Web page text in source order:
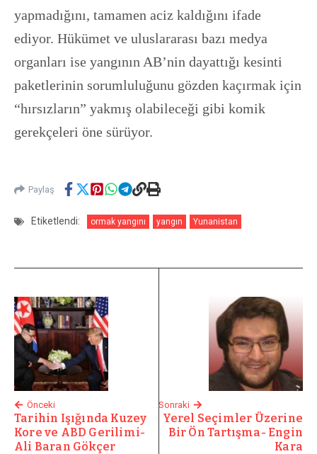
yapmadığını, tamamen aciz kaldığını ifade
ediyor. Hükümet ve uluslararası bazı medya
organları ise yangının AB’nin dayattığı kesinti
paketlerinin sorumluluğunu gözden kaçırmak için
“hırsızların” yakmış olabileceği gibi komik
gerekçeleri öne sürüyor.
Paylaş
Etiketlendi: ormak yangını yangın Yunanistan
Önceki
Tarihin Işığında Kuzey
Kore ve ABD Gerilimi-
Ali Baran Gökçer
Sonraki
Yerel Seçimler Üzerine
Bir Ön Tartışma- Engin
Kara